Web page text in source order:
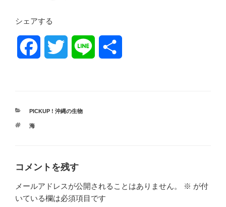
シェアする
o
t
e
r
カ
ゴ
PICKUP ! 沖縄の生物
タ
海
コメントを残す
メールアドレスが公開されることはありません。 ※ が付
いている欄は必須項目です